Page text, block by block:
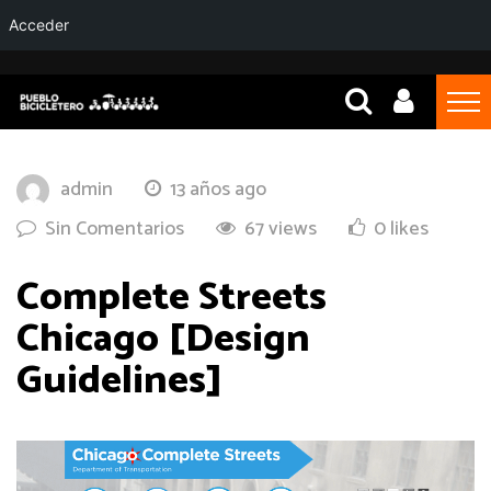
admin
13 años ago
Sin Comentarios
67 views 0 likes
Complete Streets
Chicago [Design
Guidelines]
Acceder